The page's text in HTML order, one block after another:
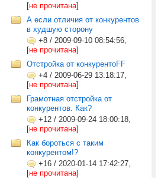
[не прочитана]
А если отличия от конкурентов
в худшую сторону
+8 / 2009-09-10 08:54:56,
[не прочитана]
Отстройка от конкурентоFF
+4 / 2009-06-29 13:18:17,
[не прочитана]
Грамотная отстройка от
конкурентов. Как?
+12 / 2009-09-24 18:00:18,
[не прочитана]
Как бороться с таким
конкурентом!?
+16 / 2020-01-14 17:42:27,
[не прочитана]